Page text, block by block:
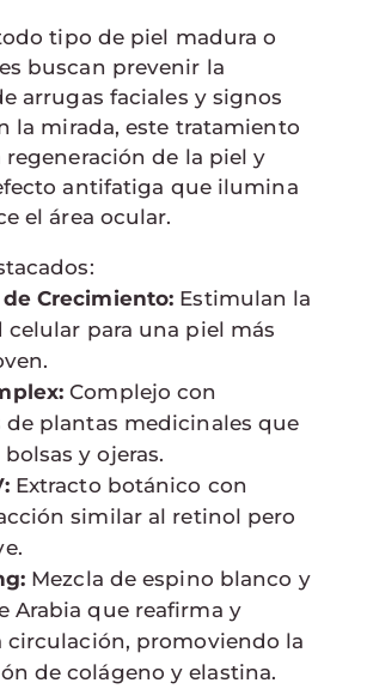
tipo de piel madura o
buscan prevenir la
arrugas faciales y signos
la mirada, este tratamiento
de la piel y
antifatiga que ilumina
el área ocular.
de Crecimiento: Estimulan la
celular para una piel más
Complejo con
de plantas medicinales que
y ojeras.
Extracto botánico con
similar al retinol pero
Mezcla de espino blanco y
Arabia que reafirma y
circulación, promoviendo la
de colágeno y elastina.